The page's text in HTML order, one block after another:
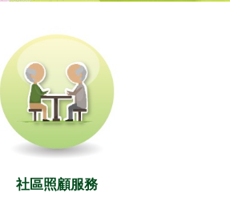
社區照顧服務